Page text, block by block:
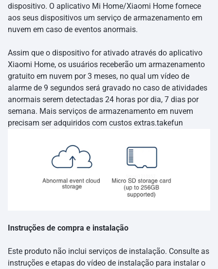
dispositivo. O aplicativo Mi Home/Xiaomi Home fornece
aos seus dispositivos um serviço de armazenamento em
nuvem em caso de eventos anormais.
Assim que o dispositivo for ativado através do aplicativo
Xiaomi Home, os usuários receberão um armazenamento
gratuito em nuvem por 3 meses, no qual um vídeo de
alarme de 9 segundos será gravado no caso de atividades
anormais serem detectadas 24 horas por dia, 7 dias por
semana. Mais serviços de armazenamento em nuvem
precisam ser adquiridos com custos extras.takefun
Instruções de compra e instalação
Este produto não inclui serviços de instalação. Consulte as
instruções e etapas do vídeo de instalação para instalar o